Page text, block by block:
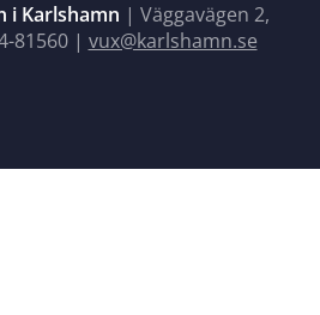
i Karlshamn | Väggavägen 2,
81560| vux@karlshamn.se